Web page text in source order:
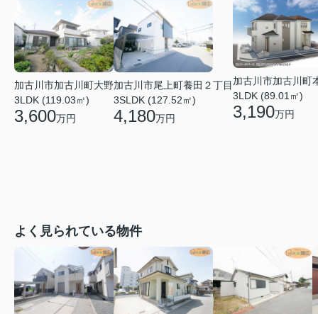
加古川市加古川町大野
3LDK (119.03㎡)
3,600万円
加古川市尾上町養田２丁目
3SLDK (127.52㎡)
4,180万円
加古川市加古川町
3LDK (89.01㎡)
3,190万円
よく見られている物件